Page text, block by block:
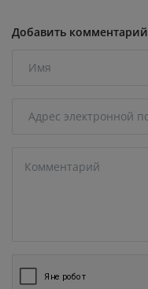
Добавить комментарий